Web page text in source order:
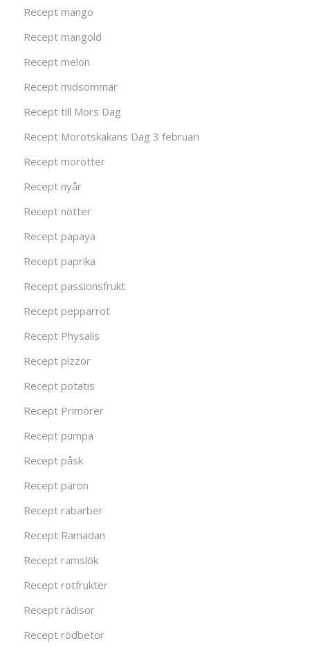
Recept mango
Recept mangold
Recept melon
Recept midsommar
Recept till Mors Dag
Recept Morotskakans Dag 3 februari
Recept morötter
Recept nyår
Recept nötter
Recept papaya
Recept paprika
Recept passionsfrukt
Recept pepparrot
Recept Physalis
Recept pizzor
Recept potatis
Recept Primörer
Recept pumpa
Recept påsk
Recept päron
Recept rabarber
Recept Ramadan
Recept ramslök
Recept rotfrukter
Recept rädisor
Recept rödbetor